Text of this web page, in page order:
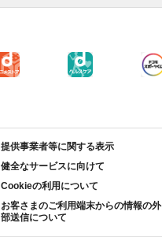
提供事業者等に関する表示
健全なサービスに向けて
Cookieの利用について
お客さまのご利用端末からの情報の外
部送信について